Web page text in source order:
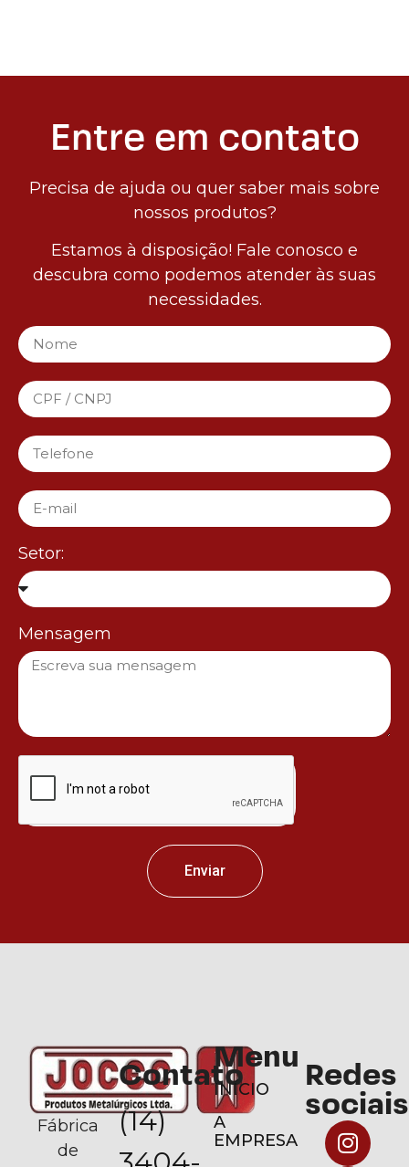
Entre em contato
Precisa de ajuda ou quer saber mais sobre
nossos produtos?
Estamos à disposição! Fale conosco e
descubra como podemos atender às suas
necessidades.
Setor:
Mensagem
Enviar
Fábrica
de
Contato
(14)
Menu
INÍCIO
A
EMPRESA
Redes
sociais